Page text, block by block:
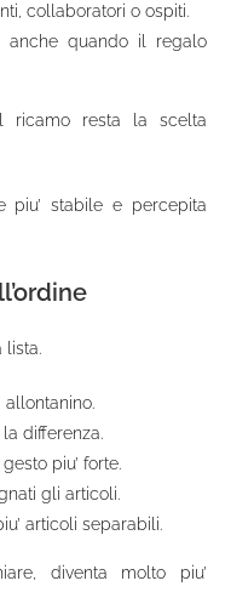
collaboratori o ospiti.
anche quando il regalo
ricamo resta la scelta
piu’ stabile e percepita
lista.
allontanino.
differenza.
piu’ forte.
gli articoli.
articoli separabili.
diventa molto piu’